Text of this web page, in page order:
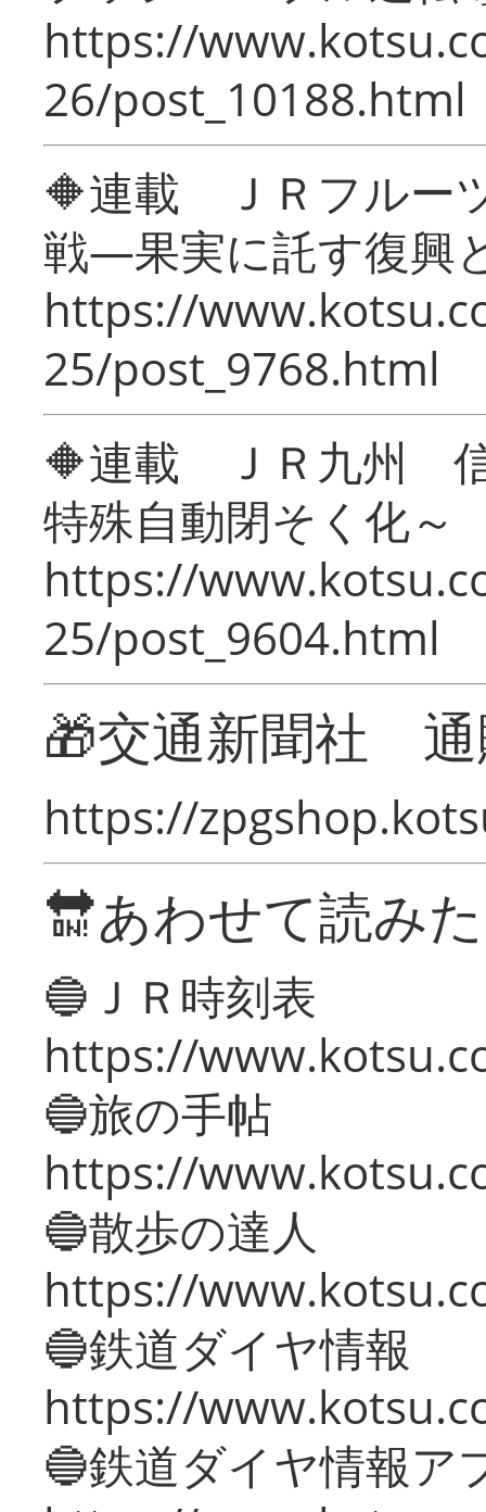
https://
26/post_10188.html
🔶連載 ＪＲフルー
戦―果実に託す復興
https://
25/post_9768.html
🔶連載 ＪＲ九州 信
特殊自動閉そく化～
https://
25/post_9604.html
🎁交通新聞社
https://
🔛あわせて読み
🔵ＪＲ時刻表
https://
🔵旅の手帖
https://
🔵散歩の達人
https://
🔵鉄道ダイヤ情報
https://
🔵鉄道ダイヤ情報ア